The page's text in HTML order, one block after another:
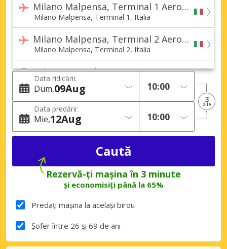
Milano Malpensa, Terminal 1 Aeroport (MXP)
Milano Malpensa, Terminal 1, Italia
Milano Malpensa, Terminal 2 Aeroport (MXP)
Milano Malpensa, Terminal 2, Italia
Milano Central Gară
Milano Central, Italia
Milano Rogoredo Gară
Milano Rogoredo, Italia
Milano (Toate zonele)
Busnago Oraș
Busnago, Italia
Cardano al Campo Oraș
Cardano al Campo, Italia
Castellanza Oraș
Castellanza, Italia
Data ridicării:
Dum 09Aug
Data predării:
Mie 12Aug
3
zile
Rezervă-ți mașina în 3 minute
și economisiți până la 65%
Predați mașina la același birou
Șofer între 26 și 69 de ani